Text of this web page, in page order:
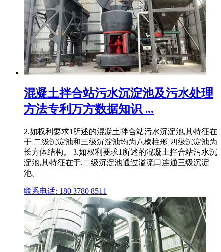
混凝土拌合站污水沉淀池及污水处理
方法专利万方数据知识 ...
2.如权利要求1所述的混凝土拌合站污水沉淀池,其特征在
于,二级沉淀池和三级沉淀池均为八棱柱形,四级沉淀池为
长方体结构。 3.如权利要求1所述的混凝土拌合站污水沉
淀池,其特征在于,二级沉淀池通过溢流口连通三级沉淀
池。
联系电话: 180 3780 8511